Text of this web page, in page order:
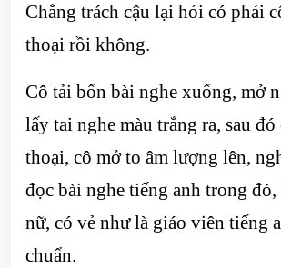
Chẳng trách cậu lại hỏi có phải
thoại rồi không.
Cô tải bốn bài nghe xuống, mở
lấy tai nghe màu trắng ra, sau đó
thoại, cô mở to âm lượng lên,
đọc bài nghe tiếng anh trong
nữ, có vẻ như là giáo viên tiếng
chuẩn.